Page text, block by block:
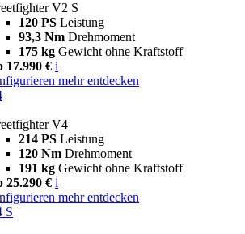
V2 S
120 PS Leistung
93,3 Nm Drehmoment
175 kg Gewicht ohne Kraftstoff
17.990 € i
mehr entdecken
V4
214 PS Leistung
120 Nm Drehmoment
191 kg Gewicht ohne Kraftstoff
25.290 € i
mehr entdecken
S